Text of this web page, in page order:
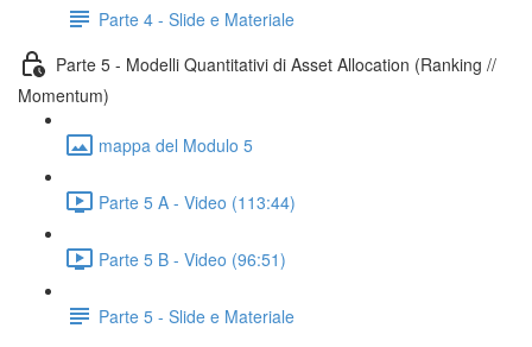
Parte 4 - Slide e Materiale
Parte 5 - Modelli Quantitativi di Asset Allocation (Ranking //
Momentum)
mappa del Modulo 5
Parte 5 A - Video (113:44)
Parte 5 B - Video (96:51)
Parte 5 - Slide e Materiale